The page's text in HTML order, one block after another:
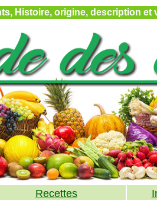
Histoire, origine, description
Recettes